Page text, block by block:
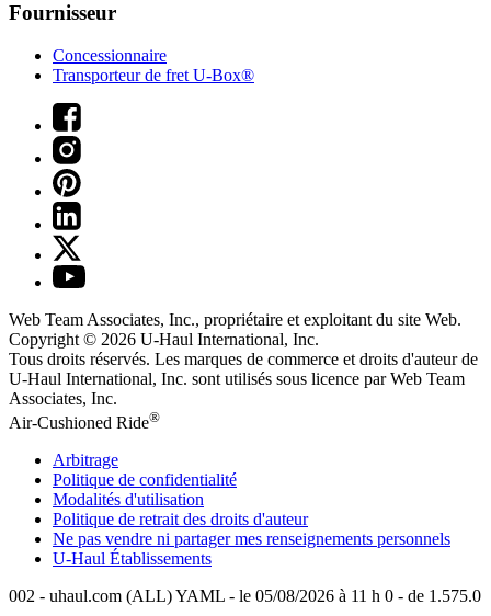
Fournisseur
Concessionnaire
Transporteur de fret U-Box®
Web Team Associates, Inc., propriétaire et exploitant du site Web.
Copyright © 2026 U-Haul International, Inc.
Tous droits réservés. Les marques de commerce et droits d'auteur de
U-Haul International, Inc. sont utilisés sous licence par Web Team
Associates, Inc.
Air-Cushioned Ride®
Arbitrage
Politique de confidentialité
Modalités d'utilisation
Politique de retrait des droits d'auteur
Ne pas vendre ni partager mes renseignements personnels
U-Haul Établissements
002 - uhaul.com (ALL) YAML - le 05/08/2026 à 11 h 0 - de 1.575.0